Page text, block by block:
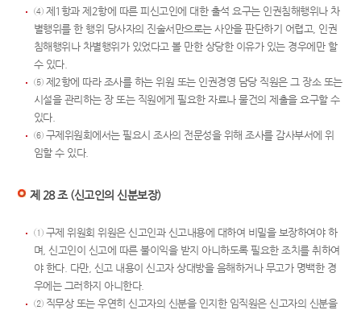
④ 제1항과 제2항에 따른 피신고인에 대한 출석 요구는 인권침해행위나 차
별행위를 한 행위 당사자의 진술서만으로는 사안을 판단하기 어렵고, 인권
침해행위나 차별행위가 있었다고 볼 만한 상당한 이유가 있는 경우에만 할
수 있다.
⑤ 제2항에 따라 조사를 하는 위원 또는 인권경영 담당 직원은 그 장소 또는
시설을 관리하는 장 또는 직원에게 필요한 자료나 물건의 제출을 요구할 수
있다.
⑥ 구제위원회에서는 필요시 조사의 전문성을 위해 조사를 감사부서에 위
임할 수 있다.
제 28 조 (신고인의 신분보장)
① 구제 위원회 위원은 신고인과 신고내용에 대하여 비밀을 보장하여야 하
며, 신고인이 신고에 따른 불이익을 받지 아니하도록 필요한 조치를 취하여
야 한다. 다만, 신고 내용이 신고자 상대방을 음해하거나 무고가 명백한 경
우에는 그러하지 아니한다.
② 직무상 또는 우연히 신고자의 신분을 인지한 임직원은 신고자의 신분을